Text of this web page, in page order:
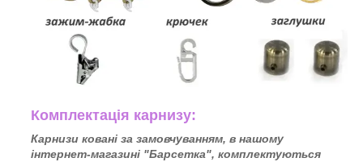
Комплектацiя карнизу:
Карнизи ковані за замовчуванням, в нашому
інтернет-магазині "Барсетка", комплектуються